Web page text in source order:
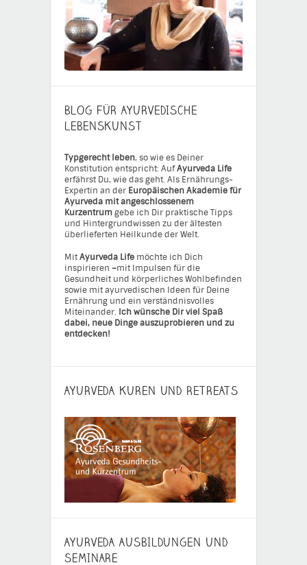
BLOG FÜR AYURVEDISCHE
LEBENSKUNST
Typgerecht leben, so wie es Deiner
Konstitution entspricht: AufAyurveda Life
erfährst Du, wie das geht. Als Ernährungs-
Expertin an der Europäischen Akademie für
Ayurveda mit angeschlossenem
Kurzentrumgebe ich Dir praktische Tipps
und Hintergrundwissen zu der ältesten
überlieferten Heilkunde der Welt.
MitAyurveda Life möchte ich Dich
inspirieren –mit Impulsen für die
Gesundheit und körperliches Wohlbefinden
sowie mit ayurvedischen Ideen für Deine
Ernährung und ein verständnisvolles
Miteinander. Ich wünsche Dir viel Spaß
dabei, neue Dinge auszuprobieren und zu
entdecken!
AYURVEDA KUREN UND RETREATS
AYURVEDA AUSBILDUNGEN UND
SEMINARE